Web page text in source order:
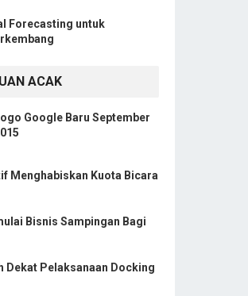
Forecasting untuk
ACAK
Google Baru September
Menghabiskan Kuota Bicara
Bisnis Sampingan Bagi
Dekat Pelaksanaan Docking